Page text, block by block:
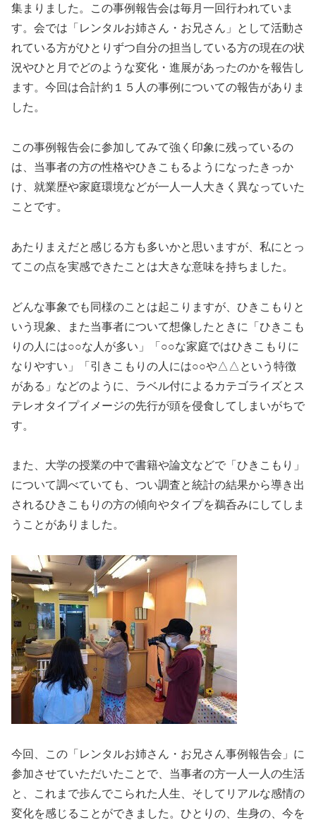
集まりました。この事例報告会は毎月一回行われていま
す。会では「レンタルお姉さん・お兄さん」として活動さ
れている方がひとりずつ自分の担当している方の現在の状
況やひと月でどのような変化・進展があったのかを報告し
ます。今回は合計約１５人の事例についての報告がありま
した。
この事例報告会に参加してみて強く印象に残っているの
は、当事者の方の性格やひきこもるようになったきっか
け、就業歴や家庭環境などが一人一人大きく異なっていた
ことです。
あたりまえだと感じる方も多いかと思いますが、私にとっ
てこの点を実感できたことは大きな意味を持ちました。
どんな事象でも同様のことは起こりますが、ひきこもりと
いう現象、また当事者について想像したときに「ひきこも
りの人には○○な人が多い」「○○な家庭ではひきこもりに
なりやすい」「引きこもりの人には○○や△△という特徴
がある」などのように、ラベル付によるカテゴライズとス
テレオタイプイメージの先行が頭を侵食してしまいがちで
す。
また、大学の授業の中で書籍や論文などで「ひきこもり」
について調べていても、つい調査と統計の結果から導き出
されるひきこもりの方の傾向やタイプを鵜呑みにしてしま
うことがありました。
今回、この「レンタルお姉さん・お兄さん事例報告会」に
参加させていただいたことで、当事者の方一人一人の生活
と、これまで歩んでこられた人生、そしてリアルな感情の
変化を感じることができました。ひとりの、生身の、今を